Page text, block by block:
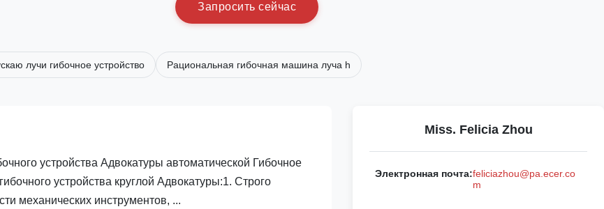
Запросить сейчас
лучи гибочное устройство Рациональная гибочная машина луча h
устройства Адвокатуры автоматической Гибочное
устройства круглой Адвокатуры:1. Строго
механических инструментов, ...
Miss. Felicia Zhou
Электронная почта:feliciazhou@pa.ecer.co
m